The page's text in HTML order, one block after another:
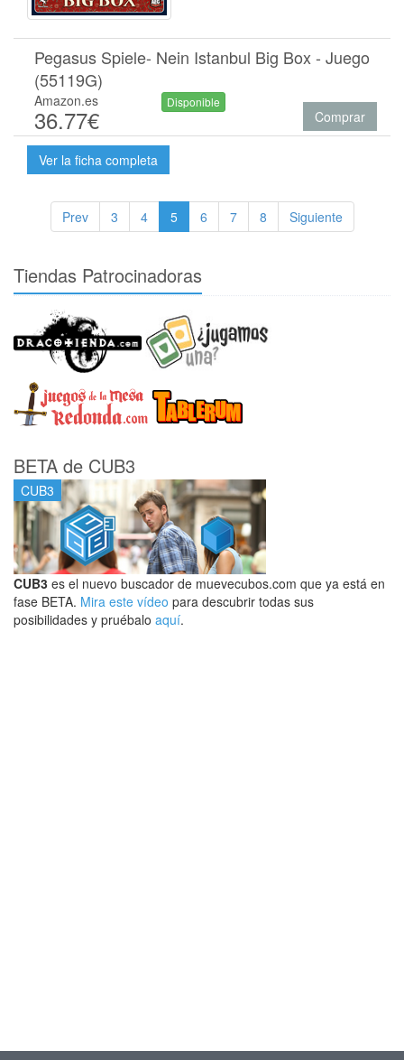
Pegasus Spiele- Nein Istanbul Big Box - Juego
(55119G)
Amazon.es
36.77€
Disponible
Comprar
Ver la ficha completa
Prev 3 4 5 6 7 8 Siguiente
Tiendas Patrocinadoras
BETA de CUB3
CUB3
CUB3 es el nuevo buscador de muevecubos.com que ya está en
fase BETA. Mira este vídeo para descubrir todas sus
posibilidades y pruébalo aquí.